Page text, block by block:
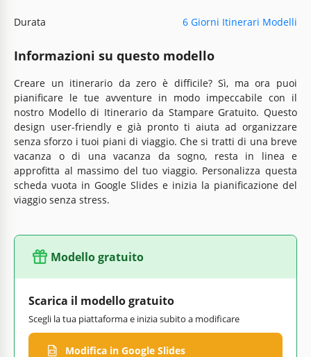
Durata 6 Giorni Itinerari Modelli
Informazioni su questo modello
Creare un itinerario da zero è difficile? Sì, ma ora puoi
pianificare le tue avventure in modo impeccabile con il
nostro Modello di Itinerario da Stampare Gratuito. Questo
design user-friendly e già pronto ti aiuta ad organizzare
senza sforzo i tuoi piani di viaggio. Che si tratti di una breve
vacanza o di una vacanza da sogno, resta in linea e
approfitta al massimo del tuo viaggio. Personalizza questa
scheda vuota in Google Slides e inizia la pianificazione del
viaggio senza stress.
Modello gratuito
Scarica il modello gratuito
Scegli la tua piattaforma e inizia subito a modificare
Modifica in Google Slides